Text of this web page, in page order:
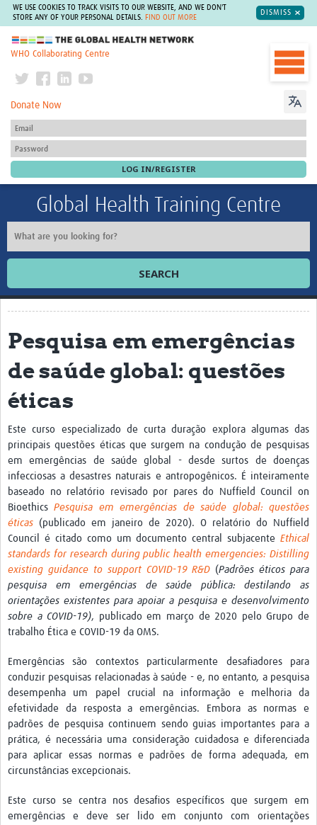
WE USE COOKIES TO TRACK VISITS TO OUR WEBSITE, AND WE DON'T
STORE ANY OF YOUR PERSONAL DETAILS.
FIND OUT MORE
DISMISS
The Global Health Network
WHO Collaborating Centre
Donate Now
Global Health Training Centre
SEARCH
Home
eLearning Courses
PgDip in GHR
Professional Development
What is it?
Background
Scoring & Moderation
Translations
For Individuals
Webinars and Workshops
Certificates of Attendance
Donate
FAQ
Contact
Pesquisa em emergências
de saúde global: questões
éticas
Este curso especializado de curta duração explora algumas das
principais questões éticas que surgem na condução de pesquisas
em emergências de saúde global - desde surtos de doenças
infecciosas a desastres naturais e antropogênicos. É inteiramente
baseado no relatório revisado por pares do Nuffield Council on
BioethicsPesquisa em emergências de saúde global: questões
éticas (publicado em janeiro de 2020). O relatório do Nuffield
Council é citado como um documento central subjacente Ethical
standards for research during public health emergencies: Distilling
existing guidance to support COVID-19 R&D (Padrões éticos para
pesquisa em emergências de saúde pública: destilando as
orientações existentes para apoiar a pesquisa e desenvolvimento
sobre a COVID-19), publicado em março de 2020 pelo Grupo de
trabalho Ética e COVID-19 da OMS.
Emergências são contextos particularmente desafiadores para
conduzir pesquisas relacionadas à saúde - e, no entanto, a pesquisa
desempenha um papel crucial na informação e melhoria da
efetividade da resposta a emergências. Embora as normas e
padrões de pesquisa continuem sendo guias importantes para a
prática, é necessária uma consideração cuidadosa e diferenciada
para aplicar essas normas e padrões de forma adequada, em
circunstâncias excepcionais.
Este curso se centra nos desafios específicos que surgem em
emergências e deve ser lido em conjunto com orientações